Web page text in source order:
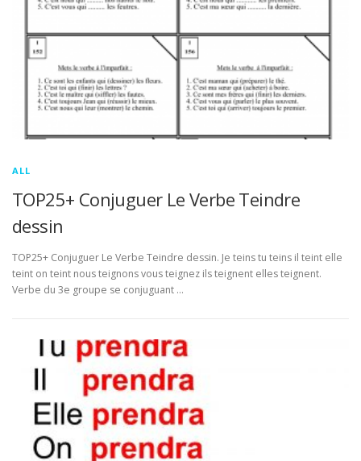
ALL
TOP25+ Conjuguer Le Verbe Teindre
dessin
TOP25+ Conjuguer Le Verbe Teindre dessin. Je teins tu teins il teint elle
teint on teint nous teignons vous teignez ils teignent elles teignent.
Verbe du 3e groupe se conjuguant …